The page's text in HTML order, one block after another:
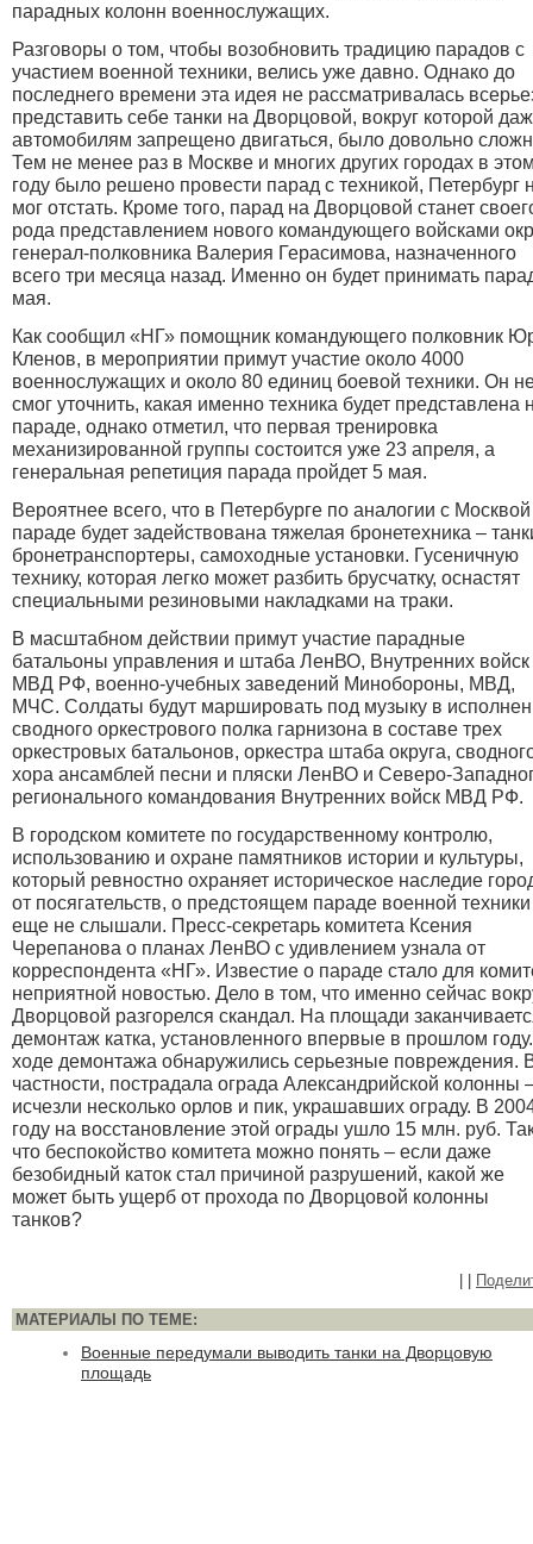
парадных колонн военнослужащих.
Разговоры о том, чтобы возобновить традицию парадов с
участием военной техники, велись уже давно. Однако до
последнего времени эта идея не рассматривалась
представить себе танки на Дворцовой, вокруг которой
автомобилям запрещено двигаться, было довольно
Тем не менее раз в Москве и многих других городах в
году было решено провести парад с техникой, Петербург
мог отстать. Кроме того, парад на Дворцовой станет
рода представлением нового командующего войсками
генерал-полковника Валерия Герасимова, назначенного
всего три месяца назад. Именно он будет принимать
мая.
Как сообщил «НГ» помощник командующего полковник
Кленов, в мероприятии примут участие около 4000
военнослужащих и около 80 единиц боевой техники. Он
смог уточнить, какая именно техника будет представлена
параде, однако отметил, что первая тренировка
механизированной группы состоится уже 23 апреля, а
генеральная репетиция парада пройдет 5 мая.
Вероятнее всего, что в Петербурге по аналогии с
параде будет задействована тяжелая бронетехника –
бронетранспортеры, самоходные установки. Гусеничную
технику, которая легко может разбить брусчатку, оснастят
специальными резиновыми накладками на траки.
В масштабном действии примут участие парадные
батальоны управления и штаба ЛенВО, Внутренних войск
МВД РФ, военно-учебных заведений Минобороны, МВД,
МЧС. Солдаты будут маршировать под музыку в
сводного оркестрового полка гарнизона в составе трех
оркестровых батальонов, оркестра штаба округа,
хора ансамблей песни и пляски ЛенВО и Северо-
регионального командования Внутренних войск МВД РФ.
В городском комитете по государственному контролю,
использованию и охране памятников истории и культуры,
который ревностно охраняет историческое наследие
от посягательств, о предстоящем параде военной техники
еще не слышали. Пресс-секретарь комитета Ксения
Черепанова о планах ЛенВО с удивлением узнала от
корреспондента «НГ». Известие о параде стало для
неприятной новостью. Дело в том, что именно сейчас
Дворцовой разгорелся скандал. На площади
демонтаж катка, установленного впервые в прошлом
ходе демонтажа обнаружились серьезные повреждения.
частности, пострадала ограда Александрийской колонны
исчезли несколько орлов и пик, украшавших ограду. В
году на восстановление этой ограды ушло 15 млн. руб.
что беспокойство комитета можно понять – если даже
безобидный каток стал причиной разрушений, какой же
может быть ущерб от прохода по Дворцовой колонны
танков?
МАТЕРИАЛЫ ПО ТЕМЕ:
Военные передумали выводить танки на Дворцовую
площадь